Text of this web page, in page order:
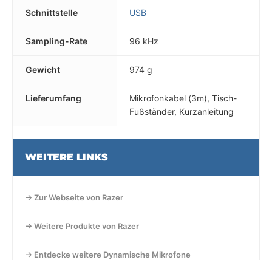
Schnittstelle USB
Sampling-Rate 96 kHz
Gewicht 974 g
Lieferumfang
Mikrofonkabel (3m), Tisch-
Fußständer, Kurzanleitung
WEITERE LINKS
→ Zur Webseite von Razer
→ Weitere Produkte von Razer
→ Entdecke weitere Dynamische Mikrofone